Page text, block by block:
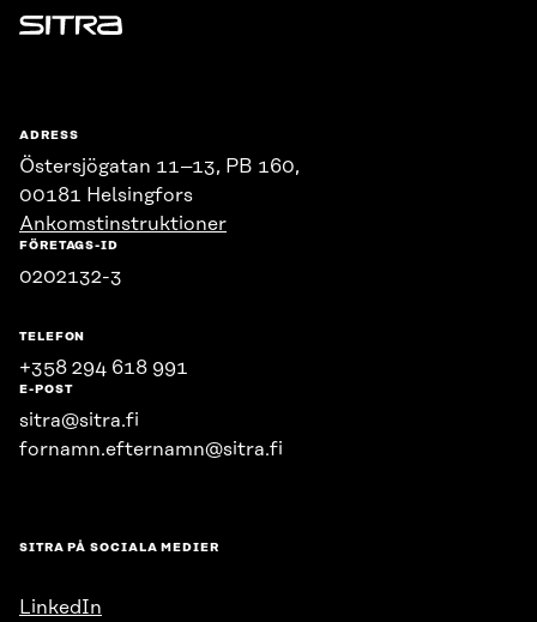
Sitra
ADRESS
Östersjögatan 11–13, PB 160,
00181 Helsingfors
Ankomstinstruktioner
FÖRETAGS-ID
0202132-3
TELEFON
+358 294 618 991
E-POST
sitra@sitra.fi
fornamn.efternamn@sitra.fi
SITRA PÅ SOCIALA MEDIER
LinkedIn